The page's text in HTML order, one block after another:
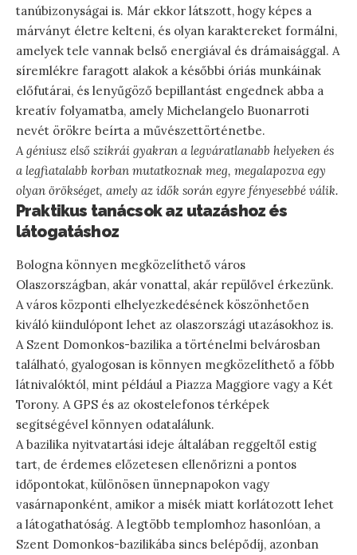
tanúbizonyságai is. Már ekkor látszott, hogy képes a
márványt életre kelteni, és olyan karaktereket formálni,
amelyek tele vannak belső energiával és drámaisággal. A
síremlékre faragott alakok a későbbi óriás munkáinak
előfutárai, és lenyűgöző bepillantást engednek abba a
kreatív folyamatba, amely Michelangelo Buonarroti
nevét örökre beírta a művészettörténetbe.
A géniusz első szikrái gyakran a legváratlanabb helyeken és
a legfiatalabb korban mutatkoznak meg, megalapozva egy
olyan örökséget, amely az idők során egyre fényesebbé válik.
Praktikus tanácsok az utazáshoz és
látogatáshoz
Bologna könnyen megközelíthető város
Olaszországban, akár vonattal, akár repülővel érkezünk.
A város központi elhelyezkedésének köszönhetően
kiváló kiindulópont lehet az olaszországi utazásokhoz is.
A Szent Domonkos-bazilika a történelmi belvárosban
található, gyalogosan is könnyen megközelíthető a főbb
látnivalóktól, mint például a Piazza Maggiore vagy a Két
Torony. A GPS és az okostelefonos térképek
segítségével könnyen odatalálunk.
A bazilika nyitvatartási ideje általában reggeltől estig
tart, de érdemes előzetesen ellenőrizni a pontos
időpontokat, különösen ünnepnapokon vagy
vasárnaponként, amikor a misék miatt korlátozott lehet
a látogathatóság. A legtöbb templomhoz hasonlóan, a
Szent Domonkos-bazilikába sincs belépődíj, azonban